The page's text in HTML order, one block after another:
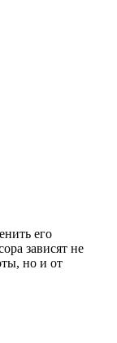
его
зависят не
но и от